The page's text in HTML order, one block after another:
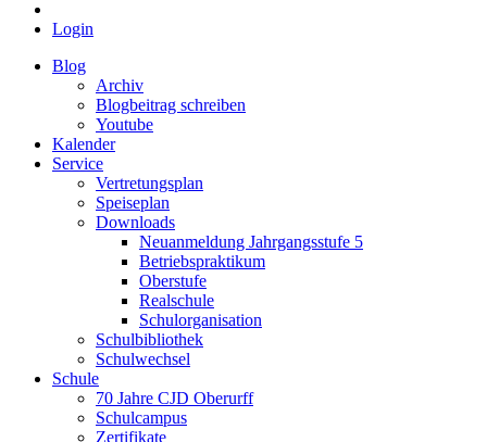
Login
Blog
Archiv
Blogbeitrag schreiben
Youtube
Kalender
Service
Vertretungsplan
Speiseplan
Downloads
Neuanmeldung Jahrgangsstufe 5
Betriebspraktikum
Oberstufe
Realschule
Schulorganisation
Schulbibliothek
Schulwechsel
Schule
70 Jahre CJD Oberurff
Schulcampus
Zertifikate